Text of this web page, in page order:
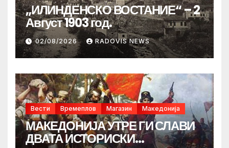
„ИЛИНДЕНСКО ВОСТАНИЕ“ – 2
Август 1903 год.
02/08/2026 RADOVIS NEWS
Вести Времеплов Магазин Македонија
МАКЕДОНИЈА УТРЕ ГИ СЛАВИ
ДВАТА ИСТОРИСКИ